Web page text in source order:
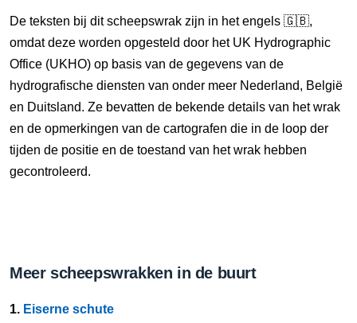
De teksten bij dit scheepswrak zijn in het engels 🇬🇧,
omdat deze worden opgesteld door het UK Hydrographic
Office (UKHO) op basis van de gegevens van de
hydrografische diensten van onder meer Nederland, België
en Duitsland. Ze bevatten de bekende details van het wrak
en de opmerkingen van de cartografen die in de loop der
tijden de positie en de toestand van het wrak hebben
gecontroleerd.
Meer scheepswrakken in de buurt
1. Eiserne schute